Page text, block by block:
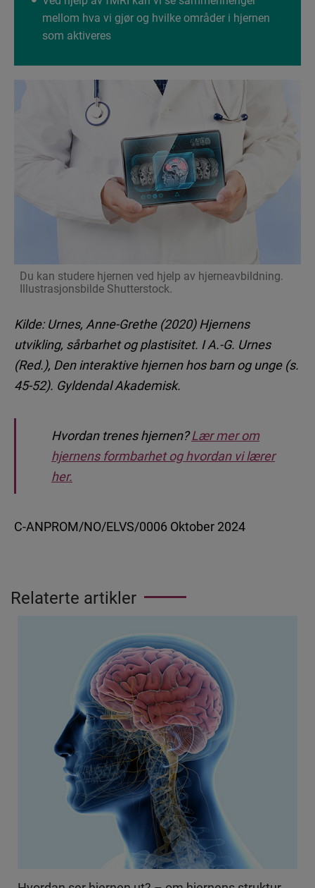
mellom hva vi gjør og hvilke områder i hjernen
som aktiveres
Du kan studere hjernen ved hjelp av hjerneavbildning.
Illustrasjonsbilde Shutterstock.
Kilde: Urnes, Anne-Grethe (2020) Hjernens
utvikling, sårbarhet og plastisitet. I A.-G. Urnes
(Red.), Den interaktive hjernen hos barn og unge (s.
45-52). Gyldendal Akademisk.
Hvordan trenes hjernen?Lær mer om
hjernens formbarhet og hvordan vi lærer
her.
C-ANPROM/NO/ELVS/0006 Oktober 2024
Relaterte artikler